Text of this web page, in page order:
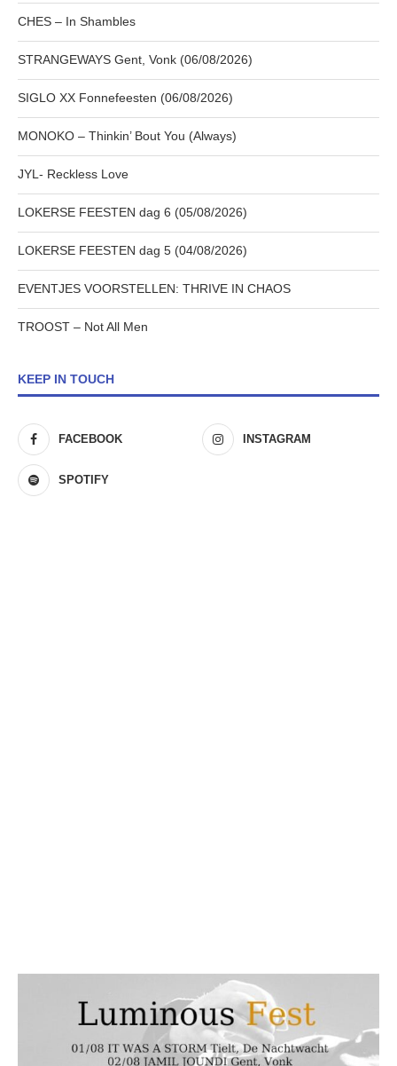
CHES – In Shambles
STRANGEWAYS Gent, Vonk (06/08/2026)
SIGLO XX Fonnefeesten (06/08/2026)
MONOKO – Thinkin’ Bout You (Always)
JYL- Reckless Love
LOKERSE FEESTEN dag 6 (05/08/2026)
LOKERSE FEESTEN dag 5 (04/08/2026)
EVENTJES VOORSTELLEN: THRIVE IN CHAOS
TROOST – Not All Men
KEEP IN TOUCH
FACEBOOK INSTAGRAM
SPOTIFY